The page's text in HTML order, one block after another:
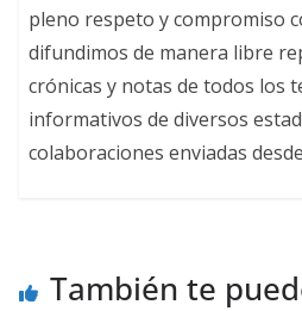
pleno respeto y compromiso
difundimos de manera libre
crónicas y notas de todos los
informativos de diversos
colaboraciones enviadas
También te